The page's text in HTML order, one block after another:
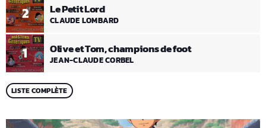
1 Olive et Tom, champions de foot
JEAN-CLAUDE CORBEL
2 Le Petit Lord
CLAUDE LOMBARD
LISTE COMPLÈTE